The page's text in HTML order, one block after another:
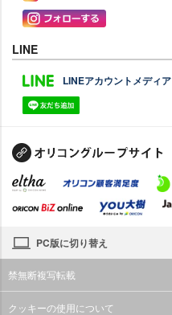
LINE
LINEアカウントメディア
PC版に切り替え
禁無断複写転載
クッキーの使用について